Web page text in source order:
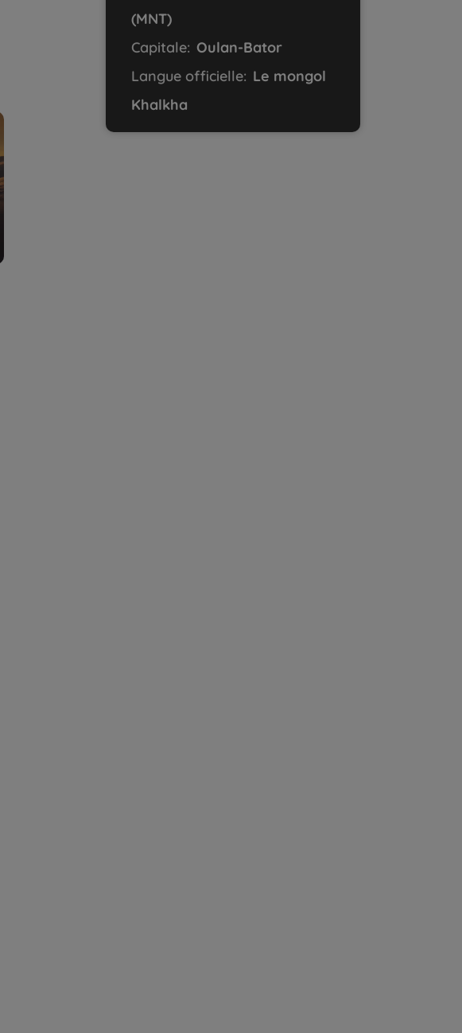
(MNT)
Capitale: Oulan-Bator
Langue officielle: Le mongol
Khalkha